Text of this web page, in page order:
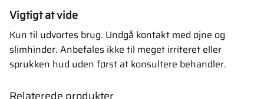
Vigtigt at vide
Kun til udvortes brug. Undgå kontakt med øjne og
slimhinder. Anbefales ikke til meget irriteret eller
sprukken hud uden først at konsultere behandler.